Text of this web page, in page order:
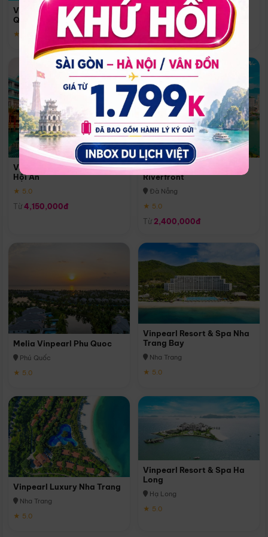
Vinpearl Resort & Spa Phu
Quoc
★ 5.0
Quoc
Phú Quốc
★ 5.0
Vinpearl Resort & Golf Nam
Hội An
★ 5.0
Từ 4,150,000đ
Melia Vinpearl Danang
Riverfront
Đà Nẵng
★ 5.0
Từ 2,400,000đ
Melia Vinpearl Phu Quoc
Phú Quốc
★ 5.0
Vinpearl Resort & Spa Nha
Trang Bay
Nha Trang
★ 5.0
Vinpearl Luxury Nha Trang
Nha Trang
★ 5.0
Vinpearl Resort & Spa Ha
Long
Hạ Long
★ 5.0